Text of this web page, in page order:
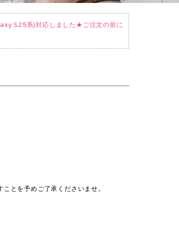
S25系)対応しました★ご注文の前に
とを予めご了承くださいませ。